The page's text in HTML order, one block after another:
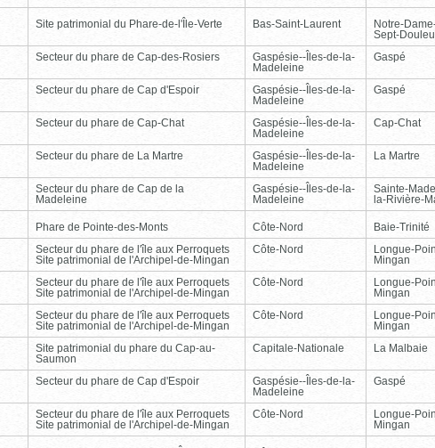
Site patrimonial du Phare-de-l'Île-Verte Bas-Saint-Laurent
Notre-
Sept-
Secteur du phare de Cap-des-Rosiers
Gaspésie--Îles-de-la-
Madeleine
Gaspé
Secteur du phare de Cap d'Espoir
Gaspésie--Îles-de-la-
Madeleine
Gaspé
Secteur du phare de Cap-Chat
Gaspésie--Îles-de-la-
Madeleine
Cap-Chat
Secteur du phare de La Martre
Gaspésie--Îles-de-la-
Madeleine
La Martre
Secteur du phare de Cap de la
Madeleine
Gaspésie--Îles-de-la-
Madeleine
Sainte-
la-Rivière-
Phare de Pointe-des-Monts Côte-Nord
Baie-Trinité
Secteur du phare de l'île aux Perroquets
Site patrimonial de l'Archipel-de-Mingan
Côte-Nord
Longue-
Mingan
Secteur du phare de l'île aux Perroquets
Site patrimonial de l'Archipel-de-Mingan
Côte-Nord
Longue-
Mingan
Secteur du phare de l'île aux Perroquets
Site patrimonial de l'Archipel-de-Mingan
Côte-Nord
Longue-
Mingan
Site patrimonial du phare du Cap-au-
Saumon
Capitale-Nationale La Malbaie
Secteur du phare de Cap d'Espoir
Gaspésie--Îles-de-la-
Madeleine
Gaspé
Secteur du phare de l'île aux Perroquets
Site patrimonial de l'Archipel-de-Mingan
Côte-Nord
Longue-
Mingan